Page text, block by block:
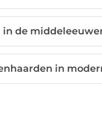
de
in